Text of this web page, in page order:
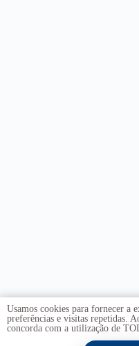
Usamos cookies para fornecer a
preferências e visitas repetidas.
concorda com a utilização de